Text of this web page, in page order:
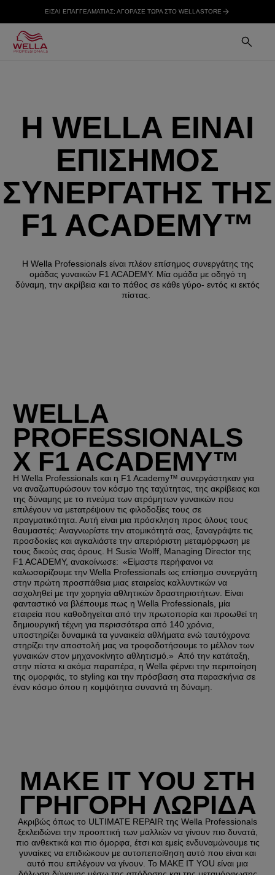
ΕΙΣΑΙ ΕΠΑΓΓΕΛΜΑΤΙΑΣ; ΑΓΟΡΑΣΕ ΤΩΡΑ ΣΤΟ WELLASTORE
Η WELLA ΕΙΝΑΙ
ΕΠΙΣΗΜΟΣ
ΣΥΝΕΡΓΑΤΗΣ ΤΗΣ
F1 ACADEMY™
H Wella Professionals είναι πλέον επίσημος συνεργάτης της
ομάδας γυναικών F1 ACADEMY. Μία ομάδα με οδηγό τη
δύναμη, την ακρίβεια και το πάθος σε κάθε γύρο- εντός κι εκτός
πίστας.
WELLA
PROFESSIONALS
X F1 ACADEMY™
Η Wella Professionals και η F1 Academy™ συνεργάστηκαν για
να αναζωπυρώσουν τον κόσμο της ταχύτητας, της ακρίβειας και
της δύναμης με το πνεύμα των ατρόμητων γυναικών που
επιλέγουν να μετατρέψουν τις φιλοδοξίες τους σε
πραγματικότητα. Αυτή είναι μια πρόσκληση προς όλους τους
θαυμαστές: Αναγνωρίστε την ατομικότητά σας, ξαναγράψτε τις
προσδοκίες και αγκαλιάστε την απεριόριστη μεταμόρφωση με
τους δικούς σας όρους. Η Susie Wolff, Managing Director της
F1 ACADEMY, ανακοίνωσε: «Είμαστε περήφανοι να
καλωσορίζουμε την Wella Professionals ως επίσημο συνεργάτη
στην πρώτη προσπάθεια μιας εταιρείας καλλυντικών να
ασχοληθεί με την χορηγία αθλητικών δραστηριοτήτων. Είναι
φανταστικό να βλέπουμε πως η Wella Professionals, μία
εταιρεία που καθοδηγείται από την πρωτοπορία και προωθεί τη
δημιουργική τέχνη για περισσότερα από 140 χρόνια,
υποστηρίζει δυναμικά τα γυναικεία αθλήματα ενώ ταυτόχρονα
στηρίζει την αποστολή μας να τροφοδοτήσουμε το μέλλον των
γυναικών στον μηχανοκίνητο αθλητισμό.» Από την κατάταξη,
στην πίστα κι ακόμα παραπέρα, η Wella φέρνει την περιποίηση
της ομορφιάς, το styling και την πρόσβαση στα παρασκήνια σε
έναν κόσμο όπου η κομψότητα συναντά τη δύναμη.
MAKE IT YOU ΣΤΗ
ΓΡΗΓΟΡΗ ΛΩΡΙΔΑ
Ακριβώς όπως το ULTIMATE REPAIR της Wella Professionals
ξεκλειδώνει την προοπτική των μαλλιών να γίνουν πιο δυνατά,
πιο ανθεκτικά και πιο όμορφα, έτσι και εμείς ενδυναμώνουμε τις
γυναίκες να επιδιώκουν με αυτοπεποίθηση αυτό που είναι και
αυτό που επιλέγουν να γίνουν. Το MAKE IT YOU είναι μια